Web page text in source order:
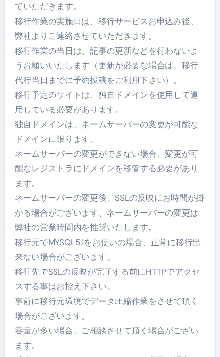
ていただきます。
移行作業の実施日は、移行サービスお申込み後、
弊社よりご連絡させていただきます。
移行作業の当日は、記事の更新などを行わないよ
うお願いいたします（更新が必要な場合は、移行
代行当日までに予約投稿をご利用下さい）。
移行予定のサイトは、独自ドメインを使用して運
用している必要があります。
独自ドメインは、ネームサーバーの変更が可能な
ドメインに限ります。
ネームサーバーの変更ができない場合、変更が可
能なレジストラにドメインを移管する必要があり
ます。
ネームサーバーの変更後、SSLの反映にお時間が掛
かる場合がございます、ネームサーバーの変更は
弊社の営業時間内を推奨いたします。
移行元でMYSQL5.1をお使いの場合、正常に移行出
来ない場合がございます。
移行先でSSLの反映が完了する前にHTTPでアクセ
スする事はお控え下さい。
事前に移行元環境でデータ圧縮作業をさせて頂く
場合がございます。
容量が多い場合、ご相談させて頂く場合がござい
ます。